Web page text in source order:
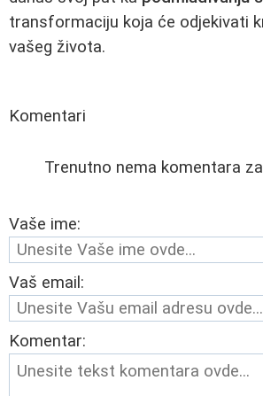
transformaciju koja će odjekivati
vašeg života.
Komentari
Trenutno nema komentara
Vaše ime:
Vaš email:
Komentar: